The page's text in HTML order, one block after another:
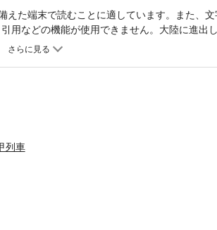
た端末で読むことに適しています。また、
用などの機能が使用できません。大陸に進出し
の輸入装輪装甲車の使用や鹵獲装甲列車の運用
いた帝国陸軍の戦車や装軌式装甲車、装輪式装
し、豊富な写真を使って11の章に分けて解説し
列車